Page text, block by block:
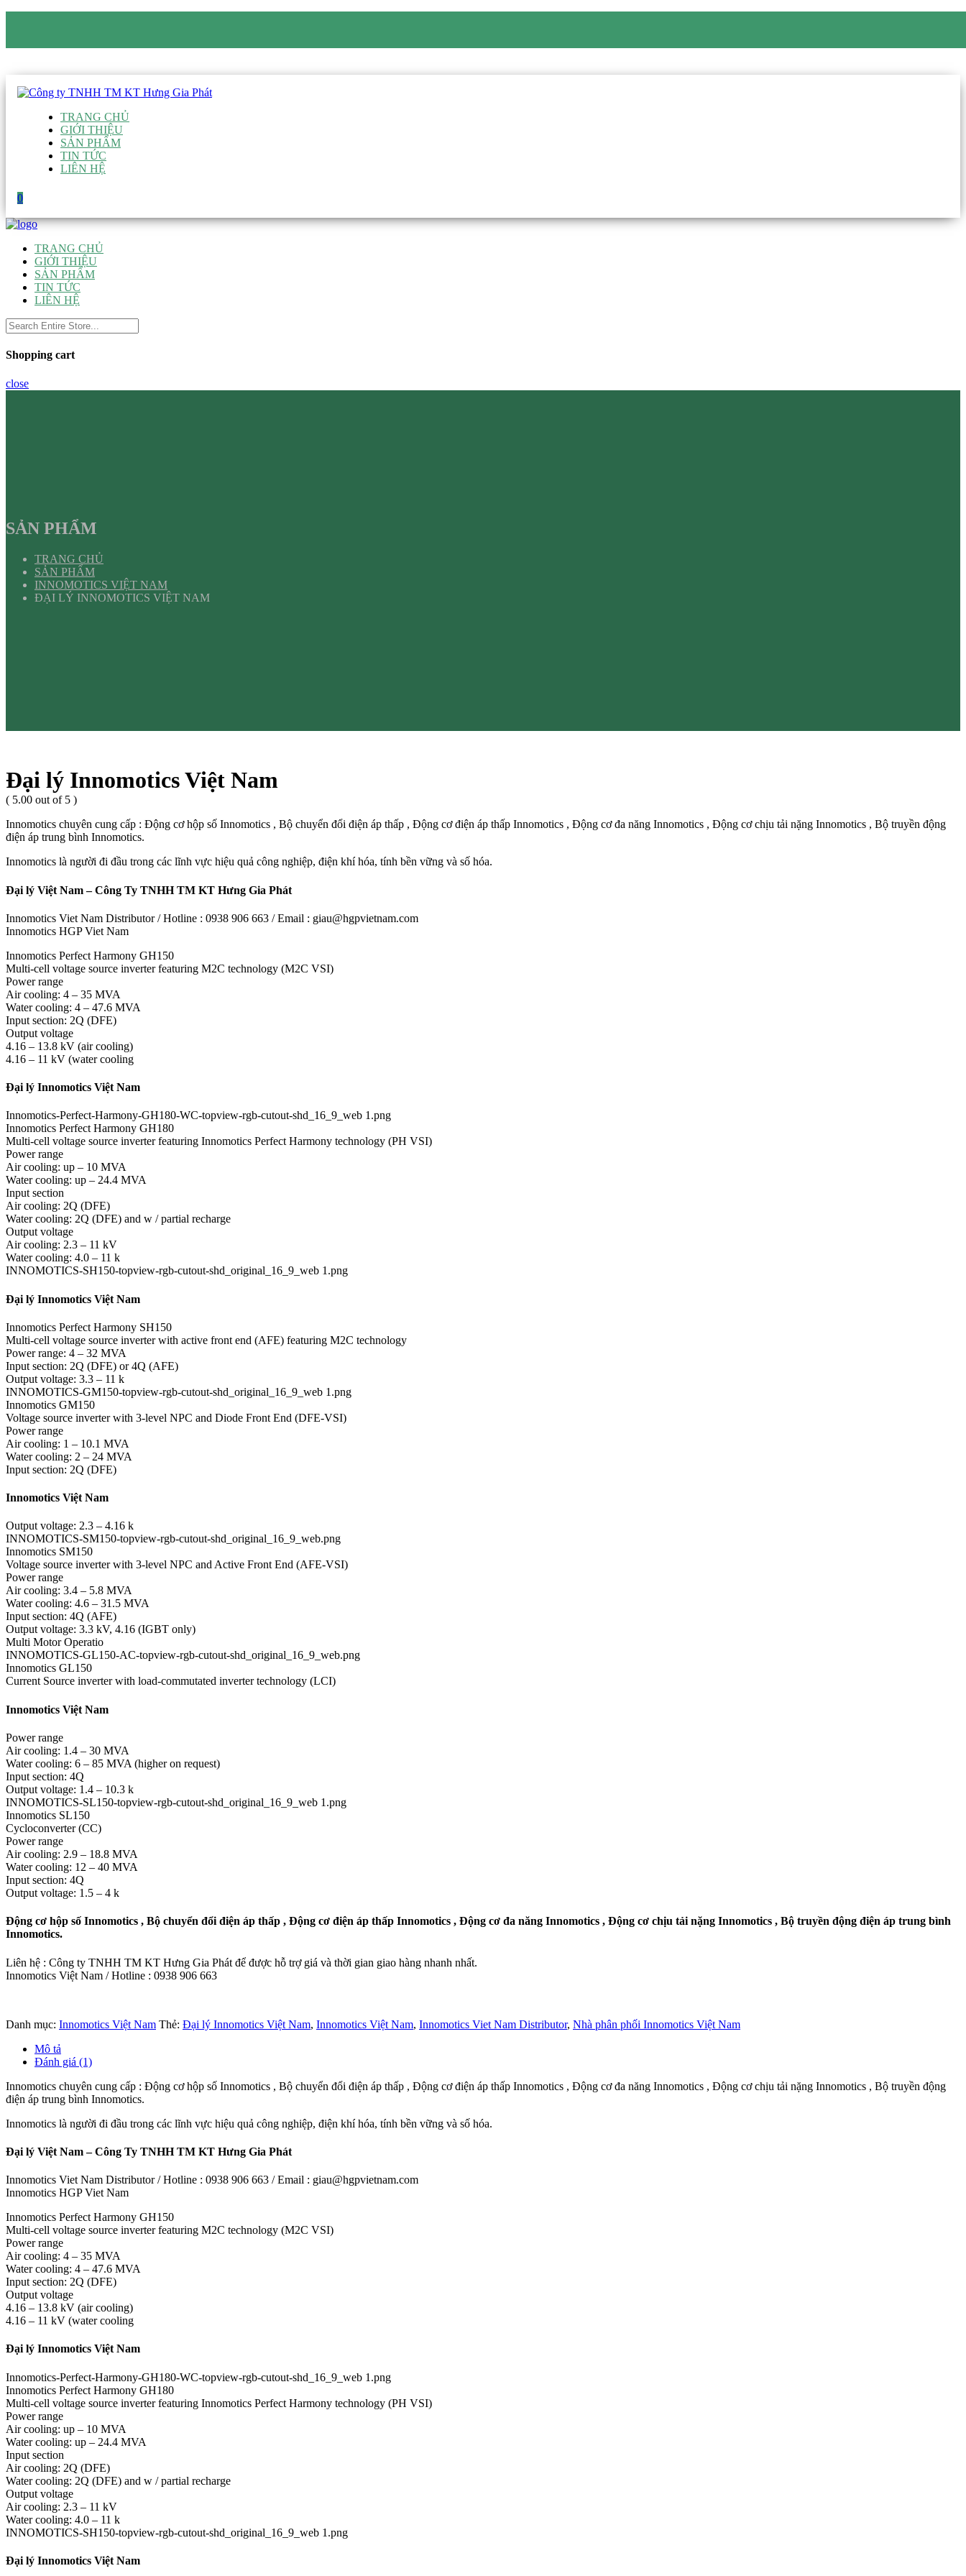
TRANG CHỦ
GIỚI THIỆU
SẢN PHẨM
TIN TỨC
LIÊN HỆ
0
TRANG CHỦ
GIỚI THIỆU
SẢN PHẨM
TIN TỨC
LIÊN HỆ
Shopping cart
close
SẢN PHẨM
TRANG CHỦ
SẢN PHẨM
INNOMOTICS VIỆT NAM
ĐẠI LÝ INNOMOTICS VIỆT NAM
Đại lý Innomotics Việt Nam
( 5.00 out of 5 )
Innomotics chuyên cung cấp : Động cơ hộp số Innomotics , Bộ chuyển đổi điện áp thấp , Động cơ điện áp thấp Innomotics , Động cơ đa năng Innomotics , Động cơ chịu tải nặng Innomotics , Bộ truyền động
điện áp trung bình Innomotics.
Innomotics là người đi đầu trong các lĩnh vực hiệu quả công nghiệp, điện khí hóa, tính bền vững và số hóa.
Đại lý Việt Nam – Công Ty TNHH TM KT Hưng Gia Phát
Innomotics Viet Nam Distributor / Hotline : 0938 906 663 / Email : giau@hgpvietnam.com
Innomotics HGP Viet Nam
Innomotics Perfect Harmony GH150
Multi-cell voltage source inverter featuring M2C technology (M2C VSI)
Power range
Air cooling: 4 – 35 MVA
Water cooling: 4 – 47.6 MVA
Input section: 2Q (DFE)
Output voltage
4.16 – 13.8 kV (air cooling)
4.16 – 11 kV (water cooling
Đại lý Innomotics Việt Nam
Innomotics-Perfect-Harmony-GH180-WC-topview-rgb-cutout-shd_16_9_web 1.png
Innomotics Perfect Harmony GH180
Multi-cell voltage source inverter featuring Innomotics Perfect Harmony technology (PH VSI)
Power range
Air cooling: up – 10 MVA
Water cooling: up – 24.4 MVA
Input section
Air cooling: 2Q (DFE)
Water cooling: 2Q (DFE) and w / partial recharge
Output voltage
Air cooling: 2.3 – 11 kV
Water cooling: 4.0 – 11 k
INNOMOTICS-SH150-topview-rgb-cutout-shd_original_16_9_web 1.png
Đại lý Innomotics Việt Nam
Innomotics Perfect Harmony SH150
Multi-cell voltage source inverter with active front end (AFE) featuring M2C technology
Power range: 4 – 32 MVA
Input section: 2Q (DFE) or 4Q (AFE)
Output voltage: 3.3 – 11 k
INNOMOTICS-GM150-topview-rgb-cutout-shd_original_16_9_web 1.png
Innomotics GM150
Voltage source inverter with 3-level NPC and Diode Front End (DFE-VSI)
Power range
Air cooling: 1 – 10.1 MVA
Water cooling: 2 – 24 MVA
Input section: 2Q (DFE)
Innomotics Việt Nam
Output voltage: 2.3 – 4.16 k
INNOMOTICS-SM150-topview-rgb-cutout-shd_original_16_9_web.png
Innomotics SM150
Voltage source inverter with 3-level NPC and Active Front End (AFE-VSI)
Power range
Air cooling: 3.4 – 5.8 MVA
Water cooling: 4.6 – 31.5 MVA
Input section: 4Q (AFE)
Output voltage: 3.3 kV, 4.16 (IGBT only)
Multi Motor Operatio
INNOMOTICS-GL150-AC-topview-rgb-cutout-shd_original_16_9_web.png
Innomotics GL150
Current Source inverter with load-commutated inverter technology (LCI)
Innomotics Việt Nam
Power range
Air cooling: 1.4 – 30 MVA
Water cooling: 6 – 85 MVA (higher on request)
Input section: 4Q
Output voltage: 1.4 – 10.3 k
INNOMOTICS-SL150-topview-rgb-cutout-shd_original_16_9_web 1.png
Innomotics SL150
Cycloconverter (CC)
Power range
Air cooling: 2.9 – 18.8 MVA
Water cooling: 12 – 40 MVA
Input section: 4Q
Output voltage: 1.5 – 4 k
Động cơ hộp số Innomotics , Bộ chuyển đổi điện áp thấp , Động cơ điện áp thấp Innomotics , Động cơ đa năng Innomotics , Động cơ chịu tải nặng Innomotics , Bộ truyền động điện áp trung bình
Innomotics.
Liên hệ : Công ty TNHH TM KT Hưng Gia Phát để được hỗ trợ giá và thời gian giao hàng nhanh nhất.
Innomotics Việt Nam / Hotline : 0938 906 663
Danh mục: Innomotics Việt Nam Thẻ: Đại lý Innomotics Việt Nam, Innomotics Việt Nam, Innomotics Viet Nam Distributor, Nhà phân phối Innomotics Việt Nam
Mô tả
Đánh giá (1)
Innomotics chuyên cung cấp : Động cơ hộp số Innomotics , Bộ chuyển đổi điện áp thấp , Động cơ điện áp thấp Innomotics , Động cơ đa năng Innomotics , Động cơ chịu tải nặng Innomotics , Bộ truyền động
điện áp trung bình Innomotics.
Innomotics là người đi đầu trong các lĩnh vực hiệu quả công nghiệp, điện khí hóa, tính bền vững và số hóa.
Đại lý Việt Nam – Công Ty TNHH TM KT Hưng Gia Phát
Innomotics Viet Nam Distributor / Hotline : 0938 906 663 / Email : giau@hgpvietnam.com
Innomotics HGP Viet Nam
Innomotics Perfect Harmony GH150
Multi-cell voltage source inverter featuring M2C technology (M2C VSI)
Power range
Air cooling: 4 – 35 MVA
Water cooling: 4 – 47.6 MVA
Input section: 2Q (DFE)
Output voltage
4.16 – 13.8 kV (air cooling)
4.16 – 11 kV (water cooling
Đại lý Innomotics Việt Nam
Innomotics-Perfect-Harmony-GH180-WC-topview-rgb-cutout-shd_16_9_web 1.png
Innomotics Perfect Harmony GH180
Multi-cell voltage source inverter featuring Innomotics Perfect Harmony technology (PH VSI)
Power range
Air cooling: up – 10 MVA
Water cooling: up – 24.4 MVA
Input section
Air cooling: 2Q (DFE)
Water cooling: 2Q (DFE) and w / partial recharge
Output voltage
Air cooling: 2.3 – 11 kV
Water cooling: 4.0 – 11 k
INNOMOTICS-SH150-topview-rgb-cutout-shd_original_16_9_web 1.png
Đại lý Innomotics Việt Nam